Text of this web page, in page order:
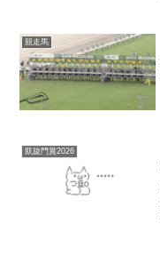
競走馬
凱旋門賞2026